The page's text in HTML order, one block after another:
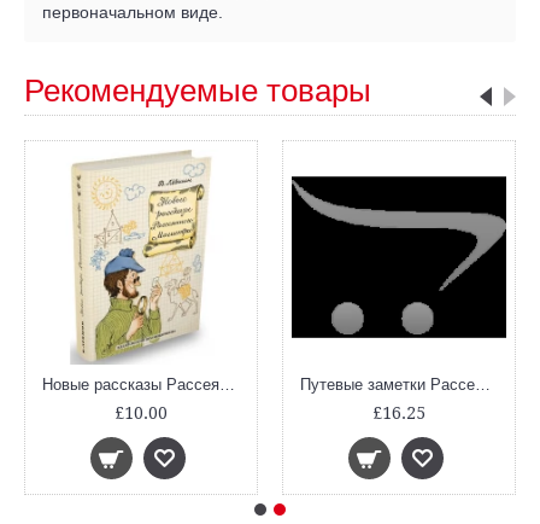
первоначальном виде.
Рекомендуемые товары
Новые рассказы Рассеянного Магистра
£10.00
Путевые заметки Рассеянного Магистра, шт
£16.25